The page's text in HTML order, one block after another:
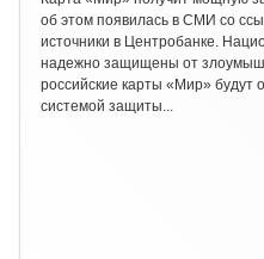
об этом появилась в СМИ со
источники в Центробанке.
надежно защищены от
российские карты «Мир»
системой защиты...